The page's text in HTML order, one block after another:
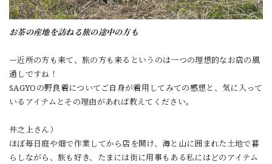
お茶の産地を訪ねる旅の途中の方も
ー近所の方も来て、旅の方も来るというのは一つの理想的なお店の風
通しですね！
SAGYOの野良着についてご自身が着用してみての感想と、気に入って
いるアイテムとその理由があれば教えてください。
井之上さん）
ほぼ毎日庭や畑で作業してから店を開け、海と山に囲まれた土地で暮
らしながら、旅も好き、たまには街に用事もある私にはどのアイテム